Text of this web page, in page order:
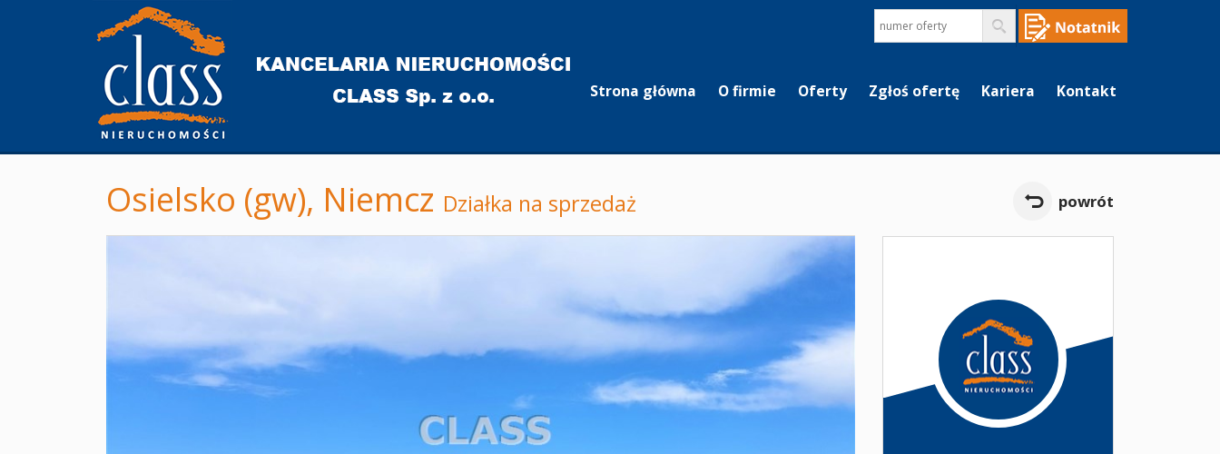
Strona główna O firmie Oferty Zgłoś ofertę Kariera Kontakt
Osielsko (gw), Niemcz Działka na sprzedaż powrót